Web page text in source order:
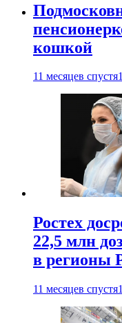
кошкой
11 месяцев спустя
Ростех
22,5 млн
в регионы
11 месяцев спустя